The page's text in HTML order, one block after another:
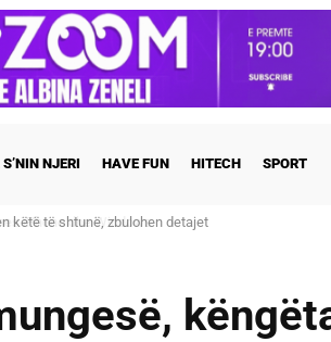
NJERI HAVE FUN HITECH SPORT
këtë të shtunë, zbulohen detajet